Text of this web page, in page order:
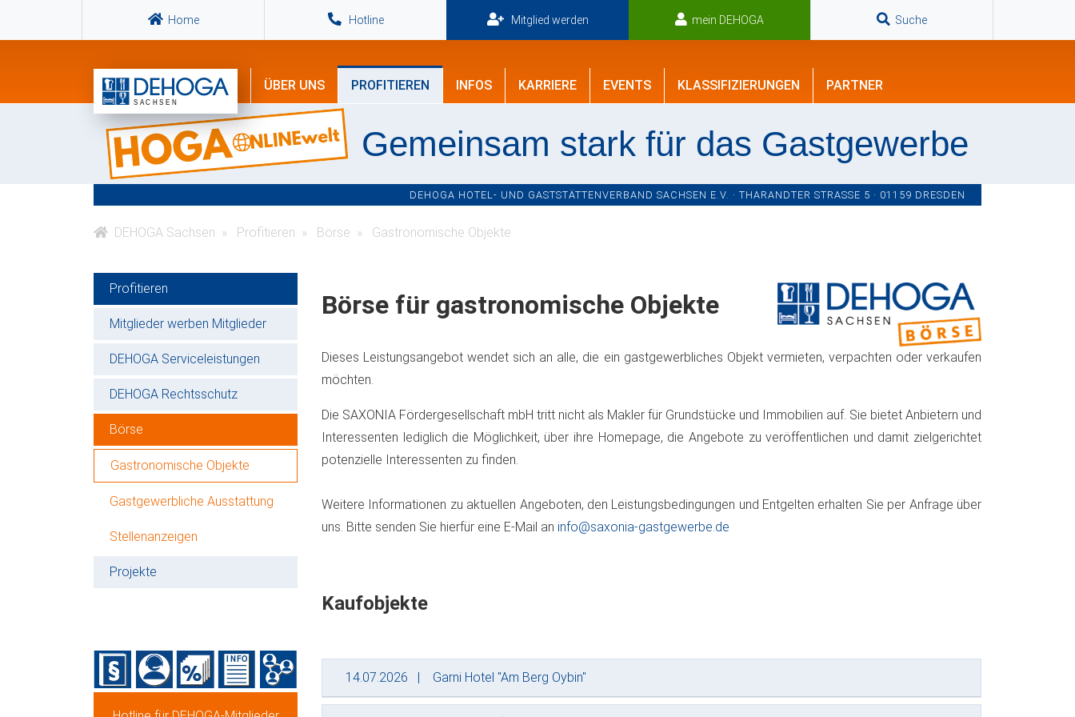
Home Hotline Mitglied werden mein DEHOGA Suche
ÜBER UNS PROFITIEREN INFOS KARRIERE EVENTS KLASSIFIZIERUNGEN PARTNER
Gemeinsam stark für das Gastgewerbe
DEHOGA HOTEL- UND GASTSTÄTTENVERBAND SACHSEN E.V. · THARANDTER STRASSE 5 · 01159 DRESDEN
DEHOGA Sachsen Profitieren Börse Gastronomische Objekte
Profitieren
Mitglieder werben Mitglieder
DEHOGA Serviceleistungen
DEHOGA Rechtsschutz
Börse
Gastronomische Objekte
Gastgewerbliche Ausstattung
Stellenanzeigen
Projekte
Börse für gastronomische Objekte
Dieses Leistungsangebot wendet sich an alle, die ein gastgewerbliches Objekt vermieten, verpachten oder verkaufen
möchten.
Die SAXONIA Fördergesellschaft mbH tritt nicht als Makler für Grundstücke und Immobilien auf. Sie bietet Anbietern und
Interessenten lediglich die Möglichkeit, über ihre Homepage, die Angebote zu veröffentlichen und damit zielgerichtet
potenzielle Interessenten zu finden.
Weitere Informationen zu aktuellen Angeboten, den Leistungsbedingungen und Entgelten erhalten Sie per Anfrage über
uns. Bitte senden Sie hierfür eine E-Mail an info​@​saxonia-gastgewerbe.de
Kaufobjekte
14.07.2026 Garni Hotel "Am Berg Oybin"